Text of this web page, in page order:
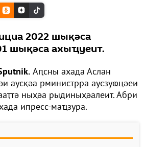
2022 шықәса
шықәса ахыҵуеит.
Аԥсны ахада Аслан
аусқәа рминистрра аусзуҩцәеи
ныҳәа рыдиныҳәалеит. Абри
ипресс-маҵзура.